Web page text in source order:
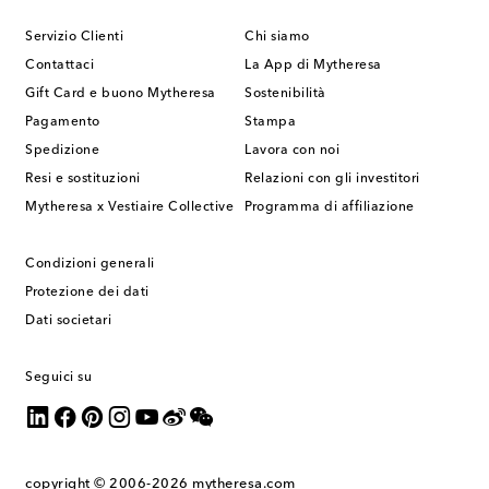
Servizio Clienti
Contattaci
Gift Card e buono Mytheresa
Pagamento
Spedizione
Resi e sostituzioni
Mytheresa x Vestiaire Collective
Chi siamo
La App di Mytheresa
Sostenibilità
Stampa
Lavora con noi
Relazioni con gli investitori
Programma di affiliazione
Condizioni generali
Protezione dei dati
Dati societari
Seguici su
copyright © 2006-2026 mytheresa.com